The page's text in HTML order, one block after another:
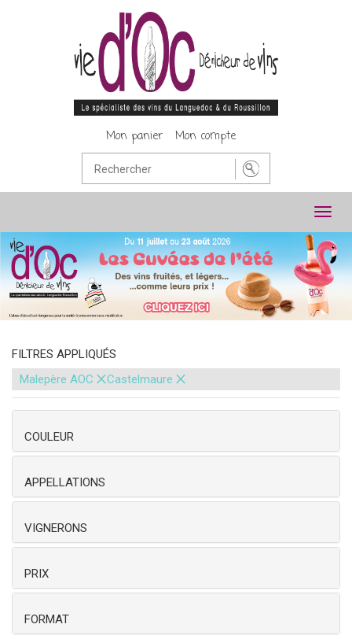
Mon panier Mon compte
FILTRES APPLIQUÉS
Malepère AOC ×Castelmaure ×
COULEUR
APPELLATIONS
VIGNERONS
PRIX
FORMAT